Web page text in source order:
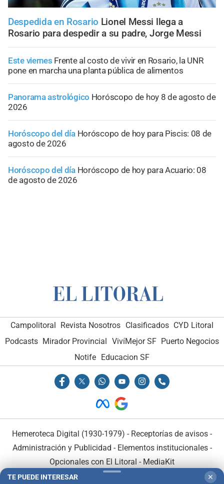
Despedida en Rosario Lionel Messi llega a
Rosario para despedir a su padre, Jorge Messi
Este viernes Frente al costo de vivir en Rosario, la UNR
pone en marcha una planta pública de alimentos
Panorama astrológico Horóscopo de hoy 8 de agosto de
2026
Horóscopo del día Horóscopo de hoy para Piscis: 08 de
agosto de 2026
Horóscopo del día Horóscopo de hoy para Acuario: 08
de agosto de 2026
Campolitoral Revista Nosotros Clasificados CYD Litoral
Podcasts Mirador Provincial VivíMejor SF Puerto Negocios
Notife Educacion SF
Hemeroteca Digital (1930-1979) - Receptorías de avisos -
Administración y Publicidad - Elementos institucionales-
Opcionales con El Litoral - MediaKit
TE PUEDE INTERESAR ✕